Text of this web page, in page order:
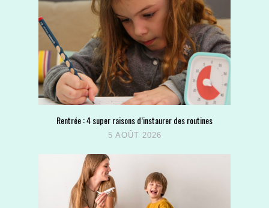
Rentrée : 4 super raisons d’instaurer des routines
5 AOÛT 2026